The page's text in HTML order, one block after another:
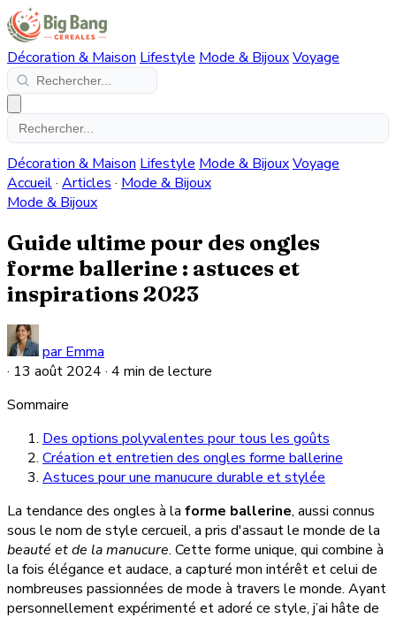
Décoration & Maison Lifestyle Mode & BijouxVoyage
Décoration & Maison Lifestyle Mode & BijouxVoyage
Accueil· Articles · Mode & Bijoux
Mode & Bijoux
Guide ultime pour des ongles
forme ballerine : astuces et
inspirations 2023
par Emma
· 13 août 2024 · 4 min de lecture
Sommaire
Des options polyvalentes pour tous les goûts
Création et entretien des ongles forme ballerine
Astuces pour une manucure durable et stylée
La tendance des ongles à la forme ballerine, aussi connus
sous le nom de style cercueil, a pris d'assaut le monde de la
beauté et de la manucure. Cette forme unique, qui combine à
la fois élégance et audace, a capturé mon intérêt et celui de
nombreuses passionnées de mode à travers le monde. Ayant
personnellement expérimenté et adoré ce style, j’ai hâte de